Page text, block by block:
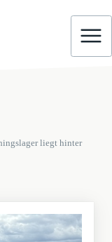
liegt hinter